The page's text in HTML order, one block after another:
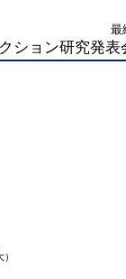
最
ション研究発表